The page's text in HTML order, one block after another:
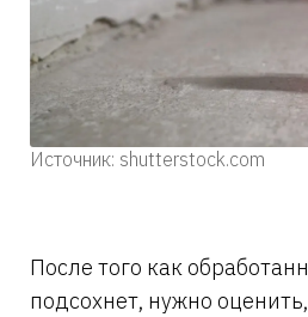
После того как
подсохнет, нужно
Источник: shutterstock.com